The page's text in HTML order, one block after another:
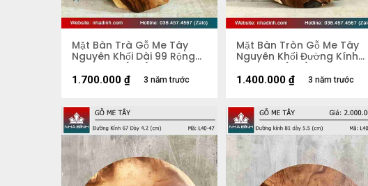
Mặt Bàn Trà Gỗ Me Tây
Nguyên Khối Dài 99 Rộng
51 Dày 5,2 (cm)
3 năm trước
1.700.000 ₫
Mặt Bàn Tròn Gỗ Me Tây
Nguyên Khối Đường Kính
70 Dày 4 (cm)
3 năm trước
1.400.000 ₫